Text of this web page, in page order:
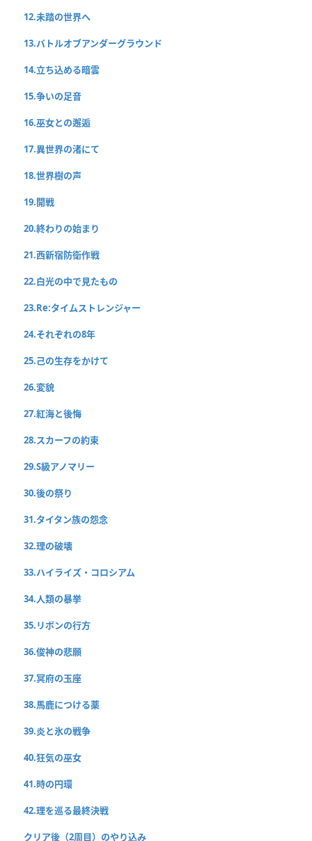
12.未踏の世界へ
13.バトルオブアンダーグラウンド
14.立ち込める暗雲
15.争いの足音
16.巫女との邂逅
17.異世界の渚にて
18.世界樹の声
19.開戦
20.終わりの始まり
21.西新宿防衛作戦
22.白光の中で見たもの
23.Re:タイムストレンジャー
24.それぞれの8年
25.己の生存をかけて
26.変貌
27.紅海と後悔
28.スカーフの約束
29.S級アノマリー
30.後の祭り
31.タイタン族の怨念
32.理の破壊
33.ハイライズ・コロシアム
34.人類の暴挙
35.リボンの行方
36.俊神の悲願
37.冥府の玉座
38.馬鹿につける薬
39.炎と氷の戦争
40.狂気の巫女
41.時の円環
42.理を巡る最終決戦
クリア後（2周目）のやり込み